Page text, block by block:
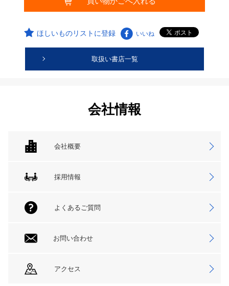
ほしいものリストに登録 いいね
取扱い書店一覧
会社情報
会社概要
採用情報
よくあるご質問
お問い合わせ
アクセス